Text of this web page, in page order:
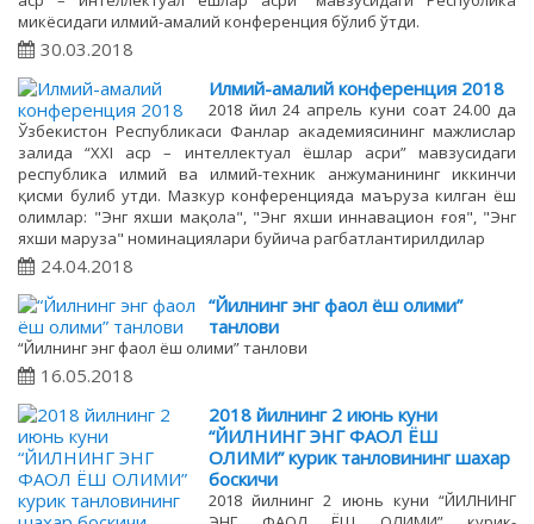
микёсидаги илмий-амалий конференция бўлиб ўтди.
30.03.2018
Илмий-амалий конференция 2018
2018 йил 24 апрель куни соат 24.00 да
Ўзбекистон Республикаси Фанлар академиясининг мажлислар
залида “XXI аср – интеллектуал ёшлар асри” мавзусидаги
республика илмий ва илмий-техник анжуманининг иккинчи
қисми булиб утди. Мазкур конференцияда маъруза килган ёш
олимлар: "Энг яхши мақола", "Энг яхши иннавацион ғоя", "Энг
яхши маруза" номинациялари буйича рагбатлантирилдилар
24.04.2018
“Йилнинг энг фаол ёш олими”
танлови
“Йилнинг энг фаол ёш олими” танлови
16.05.2018
2018 йилнинг 2 июнь куни
“ЙИЛНИНГ ЭНГ ФАОЛ ЁШ
ОЛИМИ” курик танловининг шахар
боскичи
2018 йилнинг 2 июнь куни “ЙИЛНИНГ